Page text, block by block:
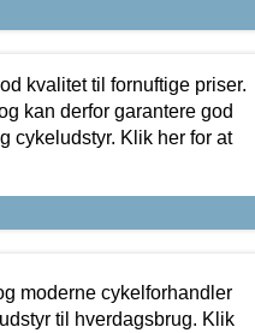
kvalitet til fornuftige priser.
kan derfor garantere god
cykeludstyr. Klik her for at
moderne cykelforhandler
til hverdagsbrug. Klik